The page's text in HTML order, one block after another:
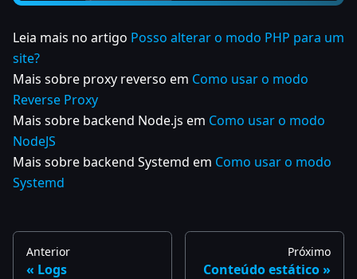
Leia mais no artigo Posso alterar o modo PHP para um
site?
Mais sobre proxy reverso em Como usar o modo
Reverse Proxy
Mais sobre backend Node.js em Como usar o modo
NodeJS
Mais sobre backend Systemd em Como usar o modo
Systemd
Anterior
Logs
Próximo
Conteúdo estático